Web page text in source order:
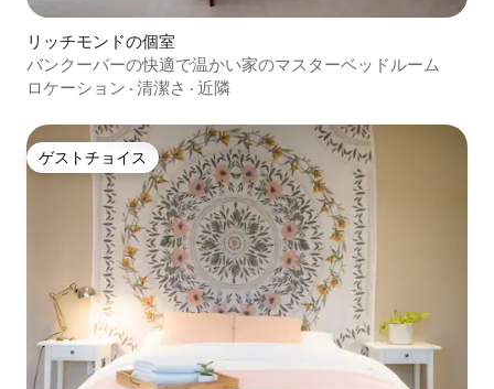
リッチモンドの個室
バンクーバーの快適で温かい家のマスターベッドルーム
ロケーション · 清潔さ · 近隣
ゲストチョイス
ゲストチョイス